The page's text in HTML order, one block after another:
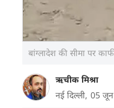
बांग्लादेश की सीमा पर
ऋचीक मिश्रा
नई दिल्ली, 05